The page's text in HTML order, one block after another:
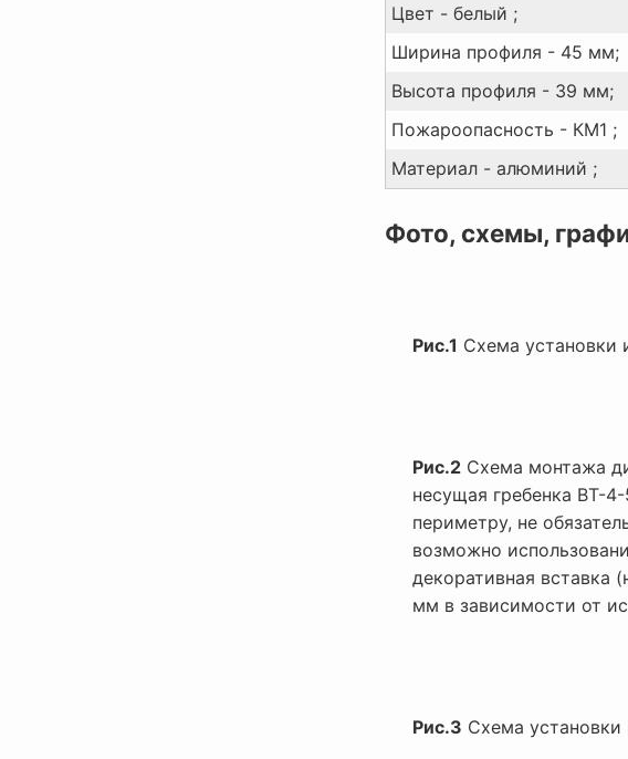
Цвет - белый ;
Ширина профиля - 45 мм;
Высота профиля - 39 мм;
Пожароопасность - КМ1 ;
Материал - алюминий ;
Фото, схемы,
Рис.1 Схема установки
Рис.2 Схема монтажа
несущая гребенка BT-
периметру, не
возможно
декоративная вставка
мм в зависимости от
Рис.3 Схема